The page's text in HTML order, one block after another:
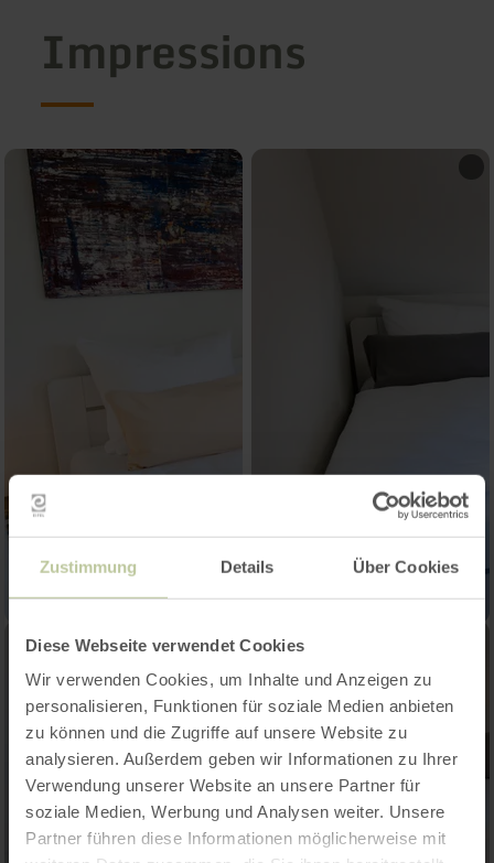
Zustimmung Details Über Cookies
Diese Webseite verwendet Cookies
Wir verwenden Cookies, um Inhalte und Anzeigen zu
personalisieren, Funktionen für soziale Medien anbieten
zu können und die Zugriffe auf unsere Website zu
analysieren. Außerdem geben wir Informationen zu Ihrer
Verwendung unserer Website an unsere Partner für
soziale Medien, Werbung und Analysen weiter. Unsere
Partner führen diese Informationen möglicherweise mit
Impressions